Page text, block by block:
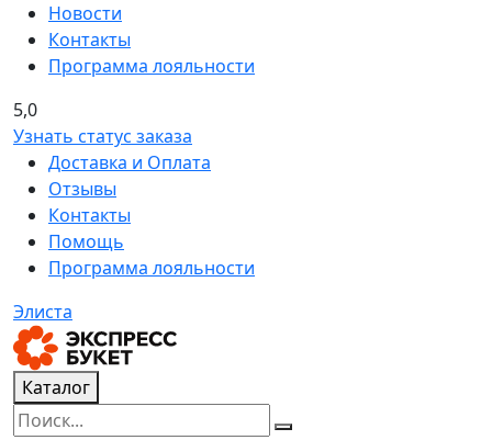
Новости
Контакты
Программа лояльности
5,0
Узнать статус заказа
Доставка и Оплата
Отзывы
Контакты
Помощь
Программа лояльности
Элиста
Каталог